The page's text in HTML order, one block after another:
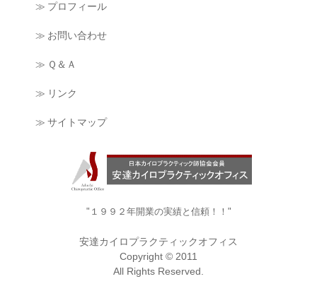
≫ プロフィール
≫ お問い合わせ
≫ Ｑ＆Ａ
≫ リンク
≫ サイトマップ
"１９９２年開業の実績と信頼！！"
安達カイロプラクティックオフィス
Copyright © 2011
All Rights Reserved.